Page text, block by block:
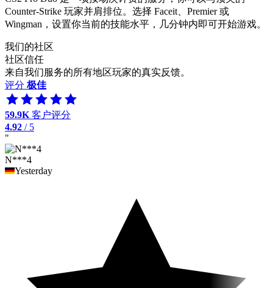
Counter-Strike 玩家并肩排位。选择 Faceit、Premier 或
Wingman，设置你当前的技能水平，几分钟内即可开始游戏。
我们的社区
社区信任
来自我们服务的所有地区玩家的真实反馈。
评分 极佳
59.9K 客户评分
4.92 / 5
"
N***4
Yesterday